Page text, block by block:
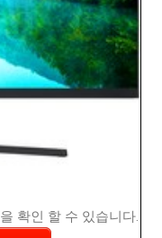
확인 할 수 있습니다.